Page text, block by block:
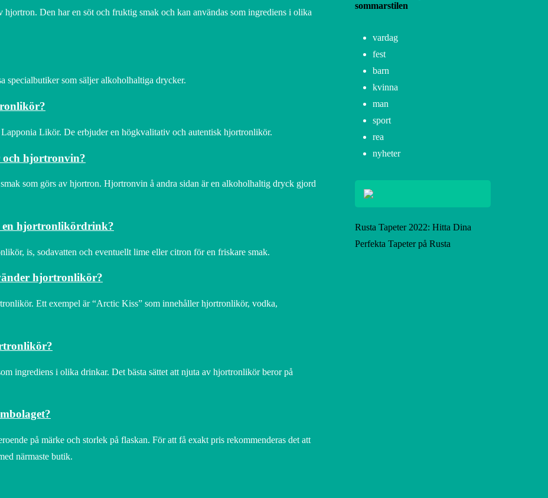
Den har en söt och fruktig smak och kan användas som ingrediens i olika
specialbutiker som säljer alkoholhaltiga drycker.
Likör. De erbjuder en högkvalitativ och autentisk hjortronlikör.
hjortronvin?
som görs av hjortron. Hjortronvin å andra sidan är en alkoholhaltig dryck gjord
en hjortronlikördrink?
is, sodavatten och eventuellt lime eller citron för en friskare smak.
hjortronlikör?
Ett exempel är “Arctic Kiss” som innehåller hjortronlikör, vodka,
ingrediens i olika drinkar. Det bästa sättet att njuta av hjortronlikör beror på
på märke och storlek på flaskan. För att få exakt pris rekommenderas det att
närmaste butik.
sommarstilen
vardag
fest
barn
kvinna
man
sport
rea
nyheter
Rusta Tapeter 2022: Hitta Dina
Perfekta Tapeter på Rusta